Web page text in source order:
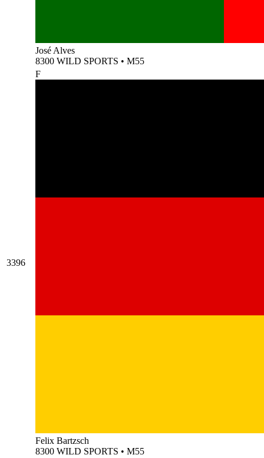
José Alves
8300 WILD SPORTS • M55
3396
F
Felix Bartzsch
8300 WILD SPORTS • M55